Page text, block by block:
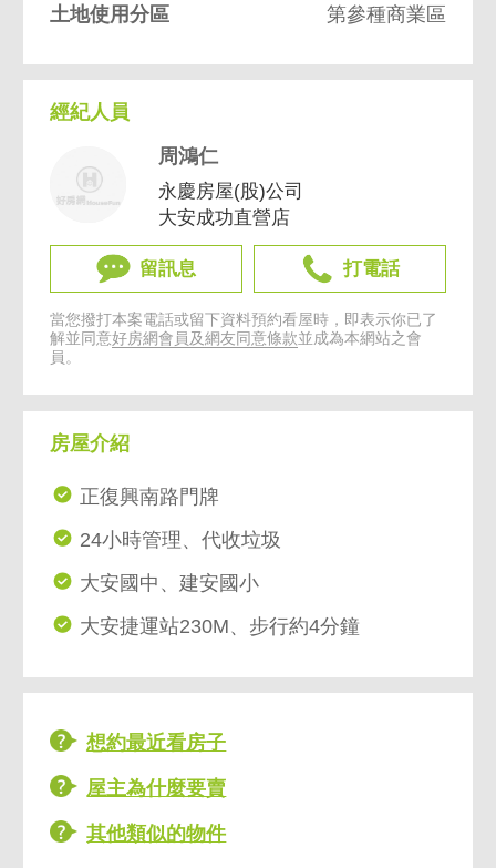
土地使用分區 第參種商業區
經紀人員
周鴻仁
永慶房屋(股)公司
大安成功直營店
留訊息 打電話
當您撥打本案電話或留下資料預約看屋時，即表示你已了
解並同意好房網會員及網友同意條款並成為本網站之會
員。
房屋介紹
正復興南路門牌
24小時管理、代收垃圾
大安國中、建安國小
大安捷運站230M、步行約4分鐘
想約最近看房子
屋主為什麼要賣
其他類似的物件